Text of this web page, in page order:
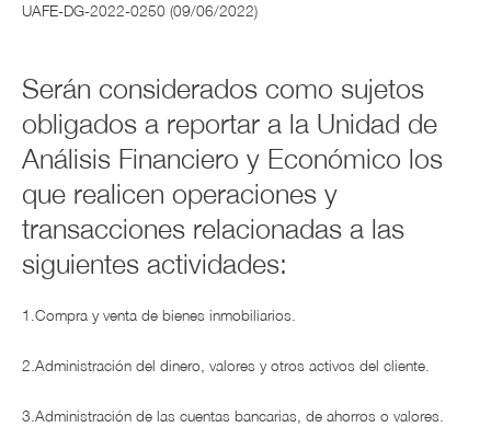
UAFE-DG-2022-0250 (09/06/2022)
Serán considerados como sujetos
obligados a reportar a la Unidad de
Análisis Financiero y Económico los
que realicen operaciones y
transacciones relacionadas a las
siguientes actividades:
1.Compra y venta de bienes inmobiliarios.
2.Administración del dinero, valores y otros activos del cliente.
3.Administración de las cuentas bancarias, de ahorros o valores.